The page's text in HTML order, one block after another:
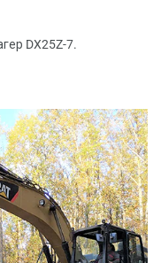
DX25Z-7.